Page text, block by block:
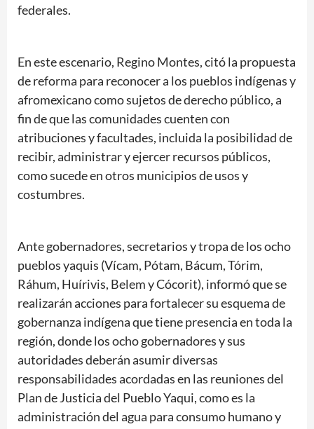
federales.
En este escenario, Regino Montes, citó la propuesta
de reforma para reconocer a los pueblos indígenas y
afromexicano como sujetos de derecho público, a
fin de que las comunidades cuenten con
atribuciones y facultades, incluida la posibilidad de
recibir, administrar y ejercer recursos públicos,
como sucede en otros municipios de usos y
costumbres.
Ante gobernadores, secretarios y tropa de los ocho
pueblos yaquis (Vícam, Pótam, Bácum, Tórim,
Ráhum, Huírivis, Belem y Cócorit), informó que se
realizarán acciones para fortalecer su esquema de
gobernanza indígena que tiene presencia en toda la
región, donde los ocho gobernadores y sus
autoridades deberán asumir diversas
responsabilidades acordadas en las reuniones del
Plan de Justicia del Pueblo Yaqui, como es la
administración del agua para consumo humano y